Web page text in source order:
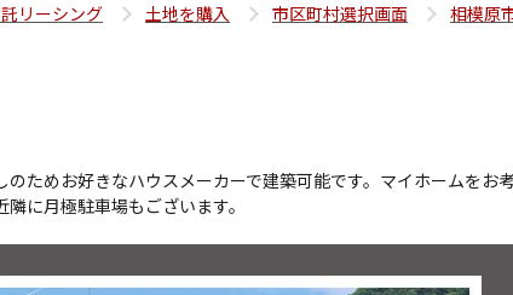
リーシング 土地を購入 市区町村選択画面 相模原
ためお好きなハウスメーカーで建築可能です。マイホームをお
に月極駐車場もございます。